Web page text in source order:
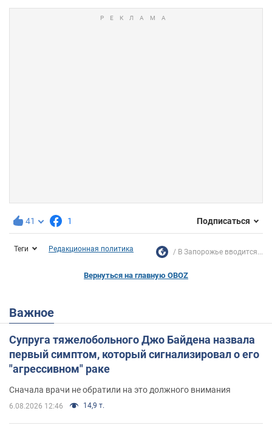
41 1 Подписаться
Теги Редакционная политика В Запорожье вводится...
Вернуться на главную OBOZ
Важное
Супруга тяжелобольного Джо Байдена назвала
первый симптом, который сигнализировал о его
"агрессивном" раке
Сначала врачи не обратили на это должного внимания
6.08.2026 12:46 14,9 т.